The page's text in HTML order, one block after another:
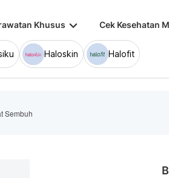
Khusus keyboard_arrow_down Cek Kesehatan
Haloskin Halofit
Sembuh